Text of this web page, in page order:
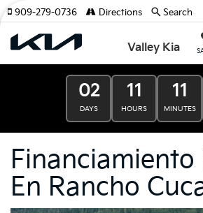
Valley Kia
909-279-0736 Directions Search
02
DAYS
11
HOURS
11
MINUTES
Financiamiento
En Rancho